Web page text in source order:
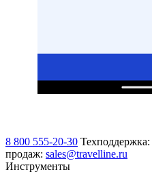
8 800 555-20-30 Техподдержка:
продаж: sales@travelline.ru
Инструменты